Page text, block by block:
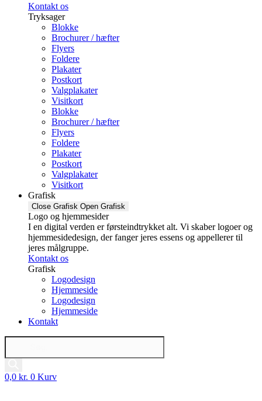
Kontakt os
Tryksager
Blokke
Brochurer / hæfter
Flyers
Foldere
Plakater
Postkort
Valgplakater
Visitkort
Blokke
Brochurer / hæfter
Flyers
Foldere
Plakater
Postkort
Valgplakater
Visitkort
Grafisk
Close Grafisk Open Grafisk
Logo og hjemmesider
I en digital verden er førsteindtrykket alt. Vi skaber logoer og
hjemmesidedesign, der fanger jeres essens og appellerer til
jeres målgruppe.
Kontakt os
Grafisk
Logodesign
Hjemmeside
Logodesign
Hjemmeside
Kontakt
Products
0,0 kr. 0 Kurv